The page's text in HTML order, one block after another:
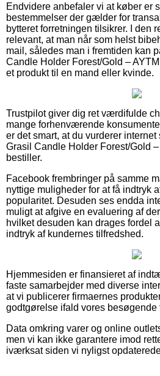
Endvidere anbefaler vi at køber er
bestemmelser der gælder for
bytteret forretningen tilsikrer. I den
relevant, at man når som helst
mail, således man i fremtiden kan
Candle Holder Forest/Gold –
et produkt til en mand eller kvinde.
Trustpilot giver dig ret værdifulde
mange forhenværende
er det smart, at du vurderer
Grasil Candle Holder Forest/Gold
bestiller.
Facebook frembringer på samme
nyttige muligheder for at få indtryk
popularitet. Desuden ses endda
muligt at afgive en evaluering af
hvilket desuden kan drages fordel
indtryk af kundernes tilfredshed.
Hjemmesiden er finansieret af
faste samarbejder med diverse
at vi publicerer firmaernes
godtgørelse ifald vores besøgende
Data omkring varer og online
men vi kan ikke garantere imod
iværksat siden vi nyligst